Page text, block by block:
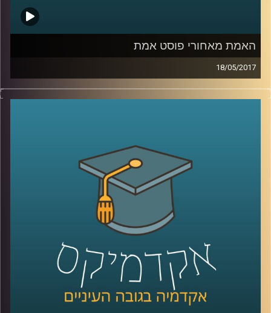
האמת מאחורי פוסט אמת
18/05/2017
מה מהות השיח הציבורי והתקשורתי בעידן בו
אמיתות בעידן כזה? ד"ר ערן גוטר עומד על
מהותו של השיח הלוגי, על הקרקע לצמיחת
מושגים אלו ועל הסיבות להתפוררות הלוגיקה
בשיח הציבורי. כמו כן מה משמעותה של
רטוריקה באופן שבו אנו מגבשים דעות ותפיסות
עולם והאם היא בהכרח פחות רציונלית מצורת
החשיבה הלוגית?
AudioVersity